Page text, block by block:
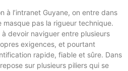
à l’intranet Guyane, on entre dans
masque pas la rigueur technique.
devoir naviguer entre plusieurs
exigences, et pourtant
rapide, fiable et sûre. Dans
sur plusieurs piliers qui se